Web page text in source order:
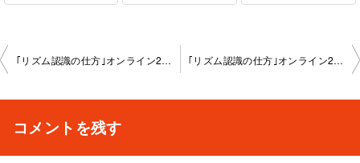
投
ビ
｢リズム認識の仕方｣オンライン2025-10-31-no0092-1149 ｢リズム認識の仕方｣オンライン2025-11-25-no0092-1149
コメントを残す